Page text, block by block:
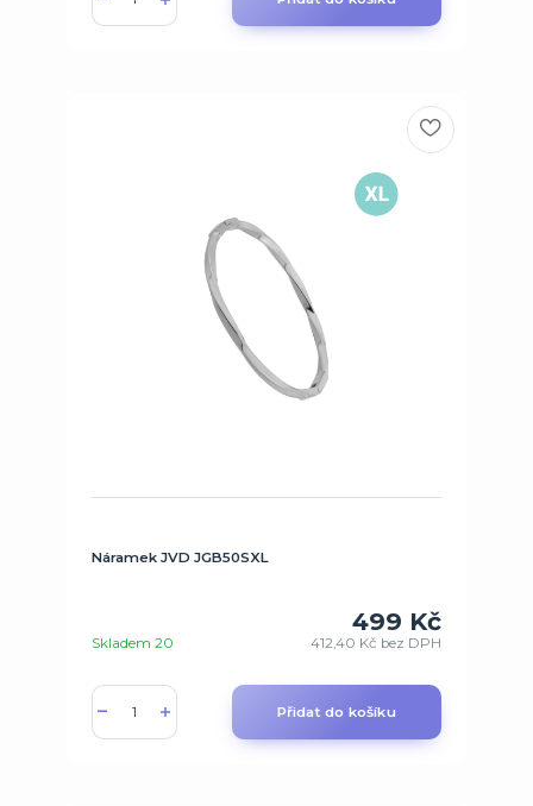
Náramek JVD JGB50SXL
499 Kč
412,40 Kč bez DPH
Skladem 20
Přidat do košíku